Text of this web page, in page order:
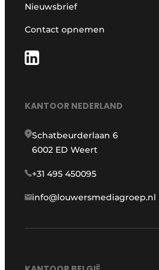
Nieuwsbrief
Contact opnemen
KANTOOR NEDERLAND
Schatbeurderlaan 6
6002 ED Weert
+31 495 450095
info@louwersmediagroep.nl